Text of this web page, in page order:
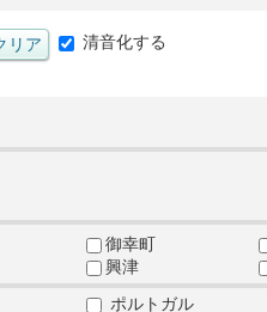
清音化する
御幸町
興津
ポルトガル